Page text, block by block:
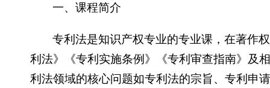
一、课程简介
专利法是知识产权专业的专业课，在著作
利法》《专利实施条例》《专利审查指南》及
利法领域的核心问题如专利法的宗旨、专利申